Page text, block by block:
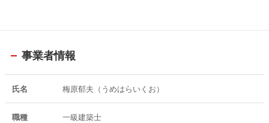
事業者情報
氏名 梅原郁夫（うめはらいくお）
職種 一級建築士